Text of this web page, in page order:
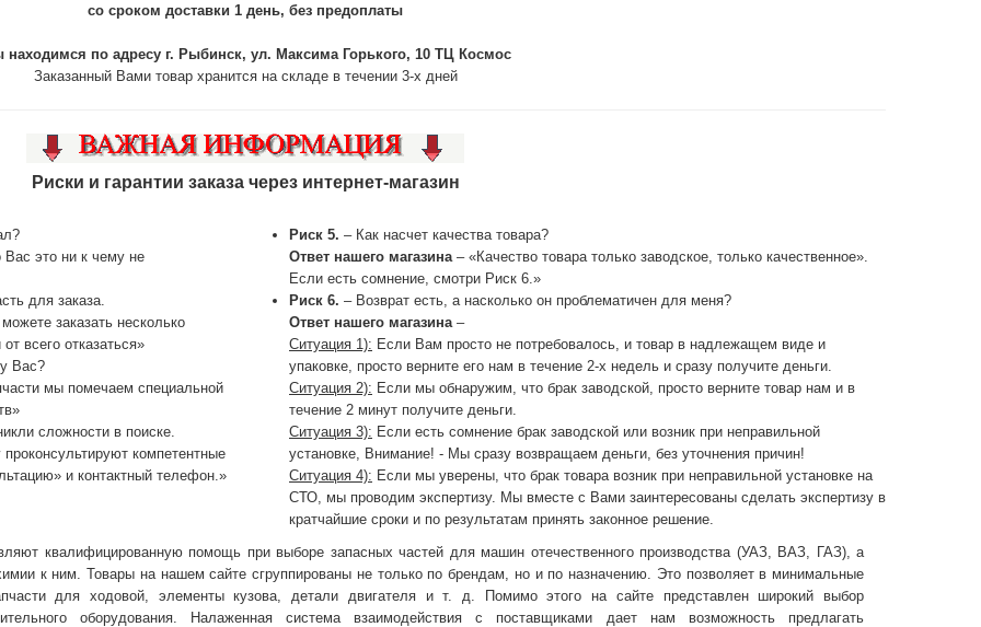
со сроком доставки 1 день, без предоплаты
находимся по адресу г. Рыбинск, ул. Максима Горького, 10 ТЦ Космос
Заказанный Вами товар хранится на складе в течении 3-х дней
Риски и гарантии заказа через интернет-магазин
это ни к чему не
для заказа.
заказать несколько
всего отказаться»
Вас?
мы помечаем специальной
сложности в поиске.
компетентные
и контактный телефон.»
Риск 5. – Как насчет качества товара?
Ответ нашего магазина – «Качество товара только заводское, только качественное».
Если есть сомнение, смотри Риск 6.»
Риск 6. – Возврат есть, а насколько он проблематичен для меня?
Ответ нашего магазина –
Ситуация 1): Если Вам просто не потребовалось, и товар в надлежащем виде и
упаковке, просто верните его нам в течение 2-х недель и сразу получите деньги.
Ситуация 2): Если мы обнаружим, что брак заводской, просто верните товар нам и в
течение 2 минут получите деньги.
Ситуация 3): Если есть сомнение брак заводской или возник при неправильной
установке, Внимание! - Мы сразу возвращаем деньги, без уточнения причин!
Ситуация 4): Если мы уверены, что брак товара возник при неправильной установке на
СТО, мы проводим экспертизу. Мы вместе с Вами заинтересованы сделать экспертизу в
кратчайшие сроки и по результатам принять законное решение.
квалифицированную помощь при выборе запасных частей для машин отечественного производства (УАЗ, ВАЗ, ГАЗ), а
к ним. Товары на нашем сайте сгруппированы не только по брендам, но и по назначению. Это позволяет в минимальные
для ходовой, элементы кузова, детали двигателя и т. д. Помимо этого на сайте представлен широкий выбор
оборудования. Налаженная система взаимодействия с поставщиками дает нам возможность предлагать